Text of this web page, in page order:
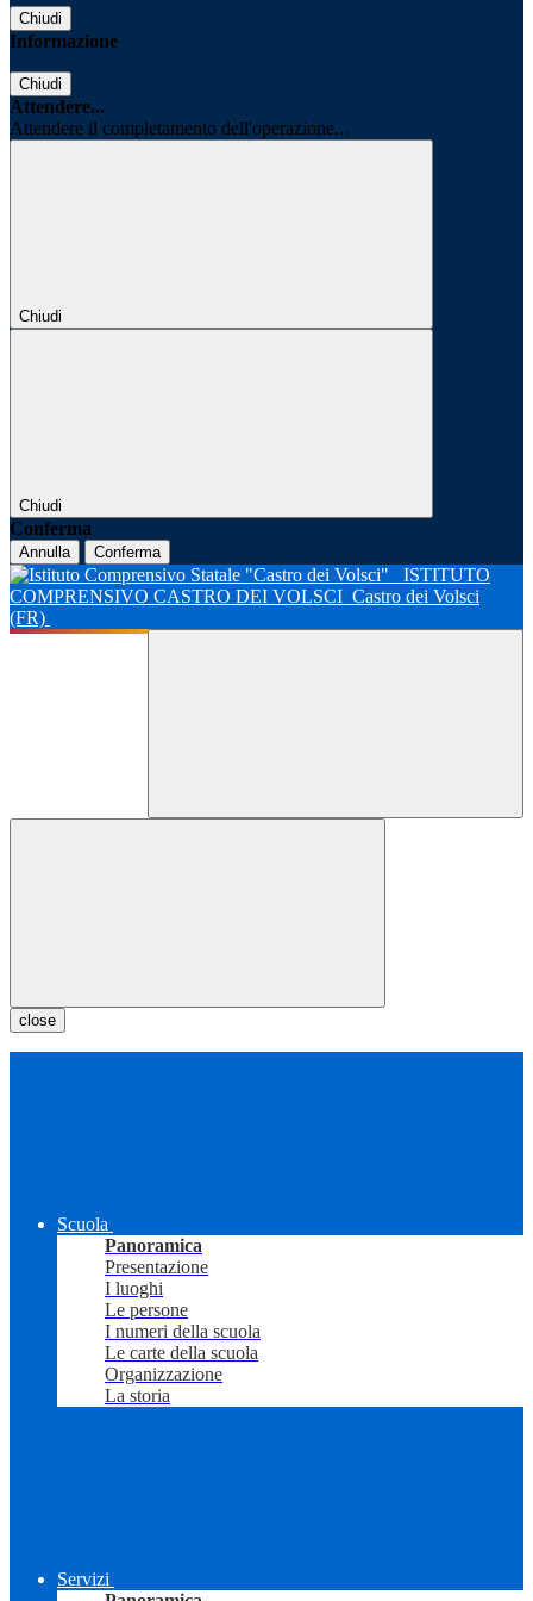
Chiudi
Informazione
Chiudi
Attendere...
Attendere il completamento dell'operazione...
Chiudi
Chiudi
Conferma
Annulla Conferma
ISTITUTO
COMPRENSIVO CASTRO DEI VOLSCI Castro dei Volsci
(FR)
close
Scuola
Panoramica
Presentazione
I luoghi
Le persone
I numeri della scuola
Le carte della scuola
Organizzazione
La storia
Servizi